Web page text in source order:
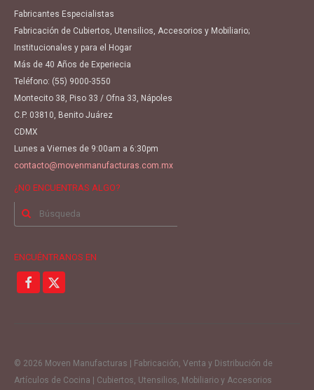
Fabricantes Especialistas
Fabricación de Cubiertos, Utensilios, Accesorios y Mobiliario;
Institucionales y para el Hogar
Más de 40 Años de Experiecia
Teléfono: (55) 9000-3550
Montecito 38, Piso 33 / Ofna 33, Nápoles
C.P. 03810, Benito Juárez
CDMX
Lunes a Viernes de 9:00am a 6:30pm
contacto@movenmanufacturas.com.mx
¿NO ENCUENTRAS ALGO?
Buscar
ENCUÉNTRANOS EN
© 2026 Moven Manufacturas | Fabricación, Venta y Distribución de
Artículos de Cocina | Cubiertos, Utensilios, Mobiliario y Accesorios